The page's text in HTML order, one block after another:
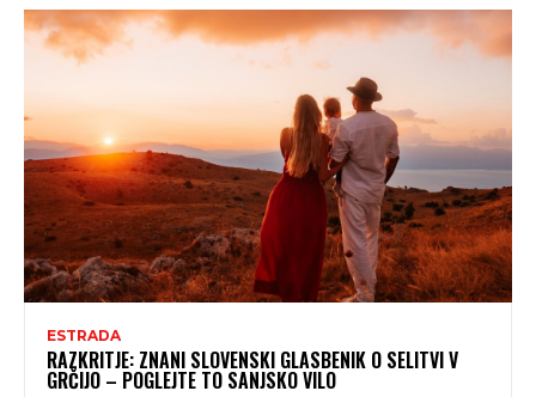
ESTRADA
RAZKRITJE: ZNANI SLOVENSKI GLASBENIK O SELITVI V
GRČIJO – POGLEJTE TO SANJSKO VILO